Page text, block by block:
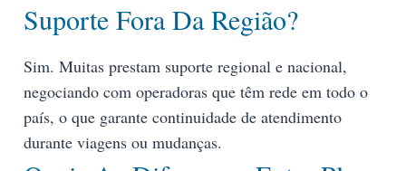
Suporte Fora Da Região?
Sim. Muitas prestam suporte regional e nacional,
negociando com operadoras que têm rede em todo o
país, o que garante continuidade de atendimento
durante viagens ou mudanças.